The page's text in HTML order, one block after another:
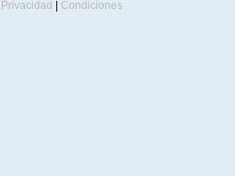
Privacidad | Condiciones